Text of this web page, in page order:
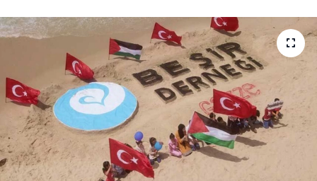
Son Dakika Haberleri
Haber Arşivi